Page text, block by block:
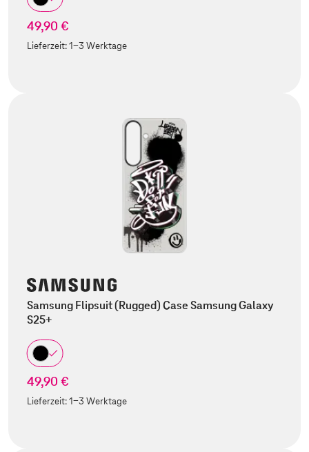
49,90 €
Lieferzeit:1-3 Werktage
Samsung Flipsuit (Rugged) Case Samsung Galaxy
S25+
49,90 €
Lieferzeit:1-3 Werktage